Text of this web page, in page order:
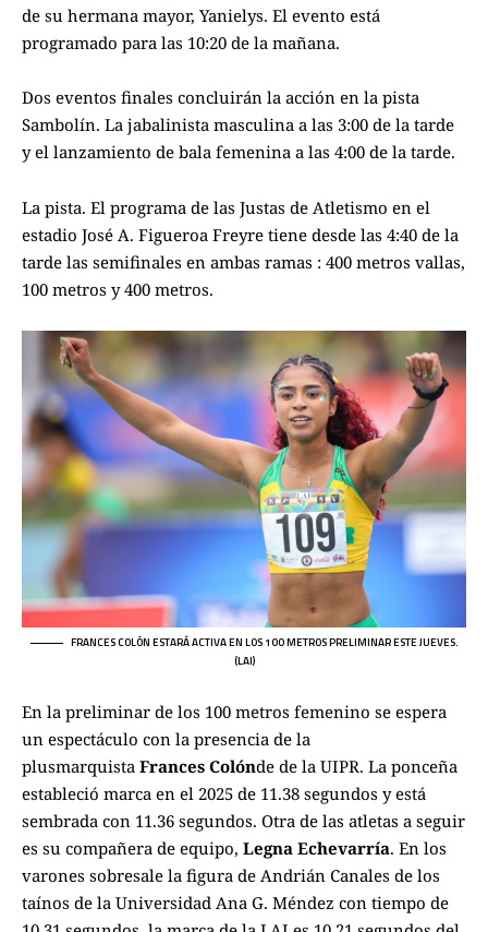
de su hermana mayor, Yanielys. El evento está
programado para las 10:20 de la mañana.
Dos eventos finales concluirán la acción en la pista
Sambolín. La jabalinista masculina a las 3:00 de la tarde
y el lanzamiento de bala femenina a las 4:00 de la tarde.
La pista. El programa de las Justas de Atletismo en el
estadio José A. Figueroa Freyre tiene desde las 4:40 de la
tarde las semifinales en ambas ramas : 400 metros vallas,
100 metros y 400 metros.
FRANCES COLÓN ESTARÁ ACTIVA EN LOS 100 METROS PRELIMINAR ESTE JUEVES.
(LAI)
En la preliminar de los 100 metros femenino se espera
un espectáculo con la presencia de la
plusmarquista Frances Colónde de la UIPR. La ponceña
estableció marca en el 2025 de 11.38 segundos y está
sembrada con 11.36 segundos. Otra de las atletas a seguir
es su compañera de equipo, Legna Echevarría. En los
varones sobresale la figura de Andrián Canales de los
taínos de la Universidad Ana G. Méndez con tiempo de